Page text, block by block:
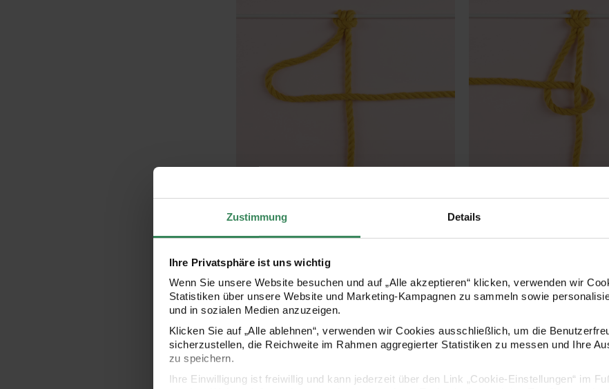
Zustimmung Details
Ihre Privatsphäre ist uns wichtig
Wenn Sie unsere Website besuchen und auf „Alle akzeptieren“ klicken, verwenden wir
Statistiken über unsere Website und Marketing-Kampagnen zu sammeln sowie
und in sozialen Medien anzuzeigen.
Klicken Sie auf „Alle ablehnen“, verwenden wir Cookies ausschließlich, um die
sicherzustellen, die Reichweite im Rahmen aggregierter Statistiken zu messen und Ihre
zu speichern.
Ihre Einwilligung ist freiwillig und kann jederzeit über den Link „Cookie-Einstellungen“ im
Den Arbeitsfaden links platzieren und ihn